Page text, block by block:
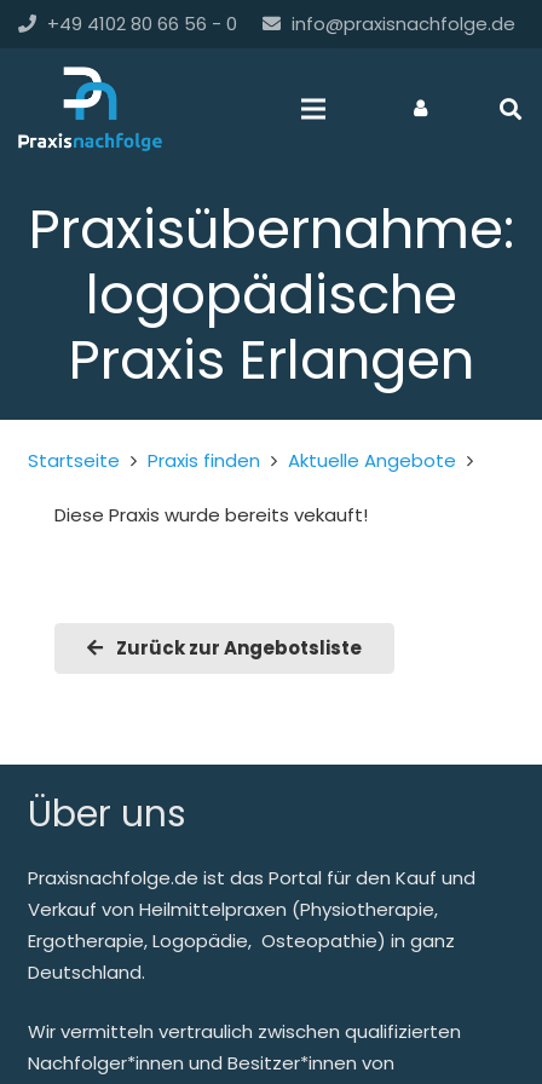
+49 4102 80 66 56 - 0 info@praxisnachfolge.de
Praxisübernahme:
logopädische
Praxis Erlangen
Startseite Praxis finden Aktuelle Angebote
Diese Praxis wurde bereits vekauft!
Zurück zur Angebotsliste
Über uns
Praxisnachfolge.de ist das Portal für den Kauf und
Verkauf von Heilmittelpraxen (Physiotherapie,
Ergotherapie, Logopädie, Osteopathie) in ganz
Deutschland.
Wir vermitteln vertraulich zwischen qualifizierten
Nachfolger*innen und Besitzer*innen von